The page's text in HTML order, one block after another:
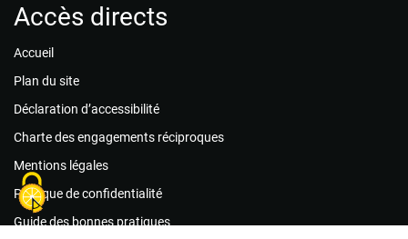
Accès directs
Accueil
Plan du site
Déclaration d’accessibilité
Charte des engagements réciproques
Mentions légales
Politique de confidentialité
Guide des bonnes pratiques